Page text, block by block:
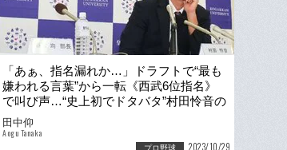
「あぁ、指名漏れか…」ドラフトで“最も
嫌われる言葉”から一転《西武6位指名》
で叫び声…“史上初でドタバタ”村田怜音の
指名ウラ側「ガリバーやん！」
田中仰
Aogu Tanaka
プロ野球 2023/10/29